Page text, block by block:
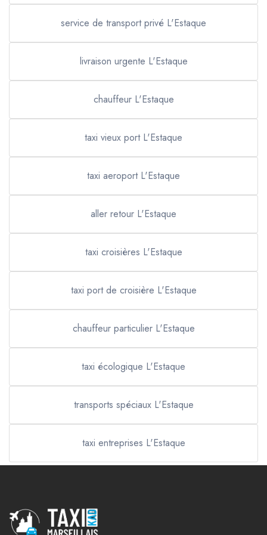
service de transport privé L'Estaque
livraison urgente L'Estaque
chauffeur L'Estaque
taxi vieux port L'Estaque
taxi aeroport L'Estaque
aller retour L'Estaque
taxi croisières L'Estaque
taxi port de croisière L'Estaque
chauffeur particulier L'Estaque
taxi écologique L'Estaque
transports spéciaux L'Estaque
taxi entreprises L'Estaque